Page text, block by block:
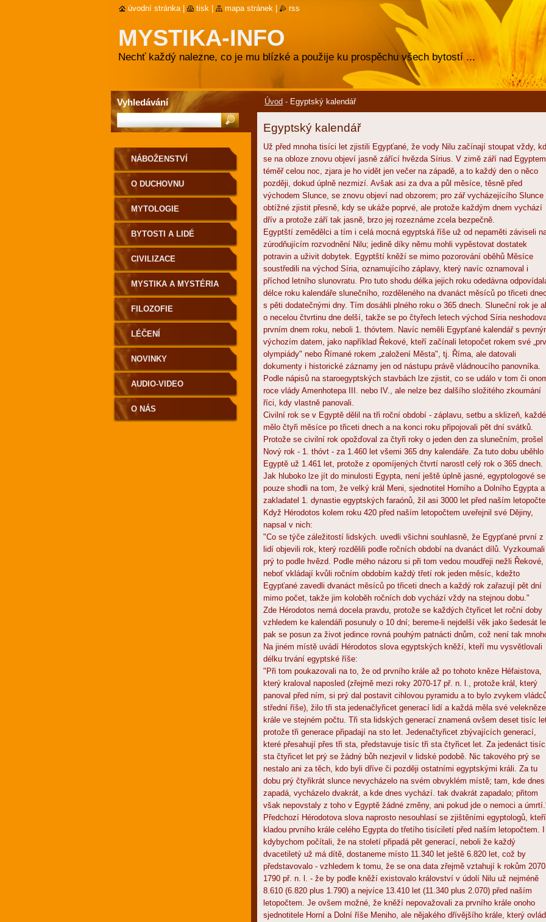
MYSTIKA-INFO
Nechť každý nalezne, co je mu blízké a použije ku prospěchu všech bytostí ...
Úvod - Egyptský kalendář
Egyptský kalendář
Už před mnoha tisíci let zjistili Egypťané, že vody Nilu začínají stoupat vždy,
se na obloze znovu objeví jasně zářící hvězda Sírius. V zimě září nad Egyptem
téměř celou noc, zjara je ho vidět jen večer na západě, a to každý den o něco
později, dokud úplně nezmizí. Avšak asi za dva a půl měsíce, těsně před
východem Slunce, se znovu objeví nad obzorem; pro zář vycházejícího Slunce
obtížné zjistit přesně, kdy se ukáže poprvé, ale protože každým dnem vychází
dřív a protože září tak jasně, brzo jej rozeznáme zcela bezpečně.
Egyptští zemědělci a tím i celá mocná egyptská říše už od nepaměti záviseli
zúrodňujícím rozvodnění Nilu; jedině díky němu mohli vypěstovat dostatek
potravin a uživit dobytek. Egyptští kněží se mimo pozorování oběhů Měsíce
soustředili na východ Síria, oznamujícího záplavy, který navíc oznamoval i
příchod letního slunovratu. Pro tuto shodu délka jejich roku odedávna
délce roku kalendáře slunečního, rozděleného na dvanáct měsíců po třiceti
s pěti dodatečnými dny. Tím dosáhli plného roku o 365 dnech. Sluneční rok je
o necelou čtvrtinu dne delší, takže se po čtyřech letech východ Síria
prvním dnem roku, neboli 1. thóvtem. Navíc neměli Egypťané kalendář s
výchozím datem, jako například Řekové, kteří začínali letopočet rokem své
olympiády" nebo Římané rokem „založení Města", tj. Říma, ale datovali
dokumenty i historické záznamy jen od nástupu právě vládnoucího panovníka.
Podle nápisů na staroegyptských stavbách lze zjistit, co se událo v tom či
roce vlády Amenhotepa III. nebo IV., ale nelze bez dalšího složitého zkoumání
říci, kdy vlastně panovali.
Civilní rok se v Egyptě dělil na tři roční období - záplavu, setbu a sklizeň, každé
mělo čtyři měsíce po třiceti dnech a na konci roku připojovali pět dní svátků.
Protože se civilní rok opožďoval za čtyři roky o jeden den za slunečním, prošel
Nový rok - 1. thóvt - za 1.460 let všemi 365 dny kalendáře. Za tuto dobu uběhlo
Egyptě už 1.461 let, protože z opomíjených čtvrtí narostl celý rok o 365 dnech.
Jak hluboko lze jít do minulosti Egypta, není ještě úplně jasné, egyptologové se
pouze shodli na tom, že velký král Meni, sjednotitel Horního a Dolního Egypta a
zakladatel 1. dynastie egyptských faraónů, žil asi 3000 let před naším
Když Hérodotos kolem roku 420 před naším letopočtem uveřejnil své Dějiny,
napsal v nich:
"Co se týče záležitostí lidských. uvedli všichni souhlasně, že Egypťané první z
lidí objevili rok, který rozdělili podle ročních období na dvanáct dílů. Vyzkoumali
prý to podle hvězd. Podle mého názoru si při tom vedou moudřeji nežli Řekové,
neboť vkládají kvůli ročním obdobím každý třetí rok jeden měsíc, kdežto
Egypťané zavedli dvanáct měsíců po třiceti dnech a každý rok zařazují pět dní
mimo počet, takže jim koloběh ročních dob vychází vždy na stejnou dobu."
Zde Hérodotos nemá docela pravdu, protože se každých čtyřicet let roční doby
vzhledem ke kalendáři posunuly o 10 dní; bereme-li nejdelší věk jako šedesát
pak se posun za život jedince rovná pouhým patnácti dnům, což není tak
Na jiném místě uvádí Hérodotos slova egyptských kněží, kteří mu vysvětlovali
délku trvání egyptské říše:
"Při tom poukazovali na to, že od prvního krále až po tohoto kněze Héfaistova,
který kraloval naposled (zřejmě mezi roky 2070-17 př. n. l., protože král, který
panoval před ním, si prý dal postavit cihlovou pyramidu a to bylo zvykem
střední říše), žilo tři sta jedenačlyřicet generací lidí a každá měla své
krále ve stejném počtu. Tři sta lidských generací znamená ovšem deset tisíc
protože tři generace připadají na sto let. Jedenačtyřicet zbývajících generací,
které přesahují přes tři sta, představuje tisíc tři sta čtyřicet let. Za jedenáct
sta čtyřicet let prý se žádný bůh nezjevil v lidské podobě. Nic takového prý se
nestalo ani za těch, kdo byli dříve či později ostatními egyptskými králi. Za tu
dobu prý čtyřikrát slunce nevycházelo na svém obvyklém místě; tam, kde dnes
zapadá, vycházelo dvakrát, a kde dnes vychází. tak dvakrát zapadalo; přitom
však nepovstaly z toho v Egyptě žádné změny, ani pokud jde o nemoci a
Předchozí Hérodotova slova naprosto nesouhlasí se zjištěními egyptologů, kteří
kladou prvního krále celého Egypta do třetího tisíciletí před naším letopočtem. I
kdybychom počítali, že na století připadá pět generací, neboli že každý
dvacetiletý už má dítě, dostaneme místo 11.340 let ještě 6.820 let, což by
představovalo - vzhledem k tomu, že se ona data zřejmě vztahují k rokům
1790 př. n. l. - že by podle kněží existovalo království v údolí Nilu už nejméně
8.610 (6.820 plus 1.790) a nejvíce 13.410 let (11.340 plus 2.070) před naším
letopočtem. Je ovšem možné, že kněží nepovažovali za prvního krále onoho
sjednotitele Horní a Dolní říše Meniho, ale nějakého dřívějšího krále, který
NÁBOŽENSTVÍ
O DUCHOVNU
MYTOLOGIE
BYTOSTI A LIDÉ
CIVILIZACE
MYSTIKA A MYSTÉRIA
FILOZOFIE
LÉČENÍ
NOVINKY
AUDIO-VIDEO
O NÁS
Vyhledávání
úvodní stránka tisk mapa stránek rss